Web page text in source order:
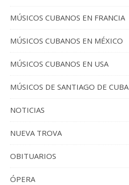
MÚSICOS CUBANOS EN FRANCIA
MÚSICOS CUBANOS EN MÉXICO
MÚSICOS CUBANOS EN USA
MÚSICOS DE SANTIAGO DE CUBA
NOTICIAS
NUEVA TROVA
OBITUARIOS
ÓPERA